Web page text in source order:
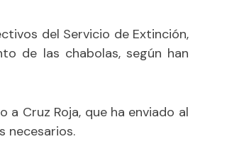
del Servicio de Extinción,
de las chabolas, según han
Cruz Roja, que ha enviado al
necesarios.